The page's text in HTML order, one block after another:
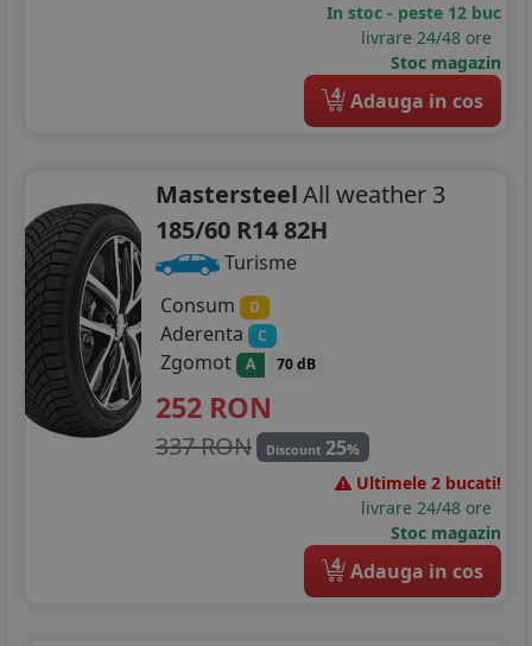
In stoc - peste 12 buc
livrare 24/48 ore
Stoc magazin
4 Adauga in cos
MastersteelAll weather 3
185/60 R14 82H
Turisme
Consum
D
Aderenta C
Zgomot A 70 dB
252 RON
337 RON Discount 25%
Ultimele 2 bucati!
livrare 24/48 ore
Stoc magazin
4 Adauga in cos